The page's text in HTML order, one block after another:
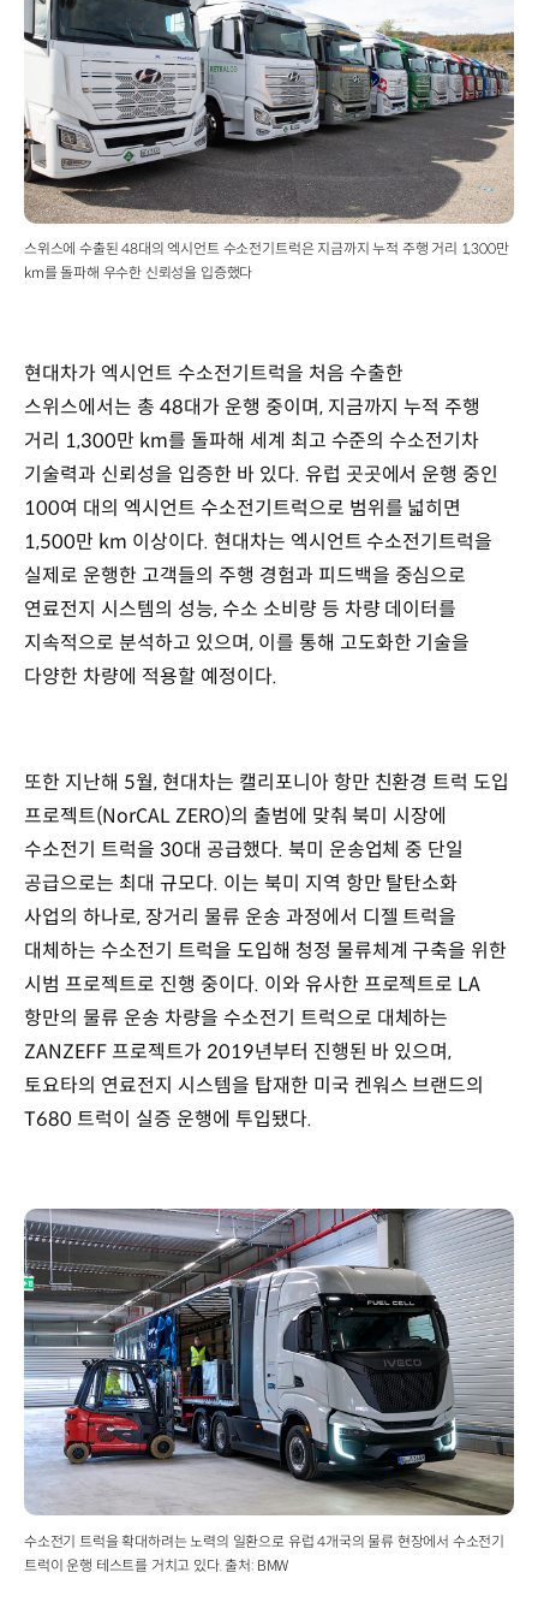
스위스에 수출된 48대의 엑시언트 수소전기트럭은 지금까지 누적 주행 거리 1,300만
km를 돌파해 우수한 신뢰성을 입증했다
현대차가 엑시언트 수소전기트럭을 처음 수출한
스위스에서는 총 48대가 운행 중이며, 지금까지 누적 주행
거리 1,300만 km를 돌파해 세계 최고 수준의 수소전기차
기술력과 신뢰성을 입증한 바 있다. 유럽 곳곳에서 운행 중인
100여 대의 엑시언트 수소전기트럭으로 범위를 넓히면
1,500만 km 이상이다. 현대차는 엑시언트 수소전기트럭을
실제로 운행한 고객들의 주행 경험과 피드백을 중심으로
연료전지 시스템의 성능, 수소 소비량 등 차량 데이터를
지속적으로 분석하고 있으며, 이를 통해 고도화한 기술을
다양한 차량에 적용할 예정이다.
또한 지난해 5월, 현대차는 캘리포니아 항만 친환경 트럭 도입
프로젝트(NorCAL ZERO)의 출범에 맞춰 북미 시장에
수소전기 트럭을 30대 공급했다. 북미 운송업체 중 단일
공급으로는 최대 규모다. 이는 북미 지역 항만 탈탄소화
사업의 하나로, 장거리 물류 운송 과정에서 디젤 트럭을
대체하는 수소전기 트럭을 도입해 청정 물류체계 구축을 위한
시범 프로젝트로 진행 중이다. 이와 유사한 프로젝트로 LA
항만의 물류 운송 차량을 수소전기 트럭으로 대체하는
ZANZEFF 프로젝트가 2019년부터 진행된 바 있으며,
토요타의 연료전지 시스템을 탑재한 미국 켄워스 브랜드의
T680 트럭이 실증 운행에 투입됐다.
수소전기 트럭을 확대하려는 노력의 일환으로 유럽 4개국의 물류 현장에서 수소전기
트럭이 운행 테스트를 거치고 있다. 출처: BMW